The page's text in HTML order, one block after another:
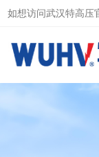
如想访问武汉特高压